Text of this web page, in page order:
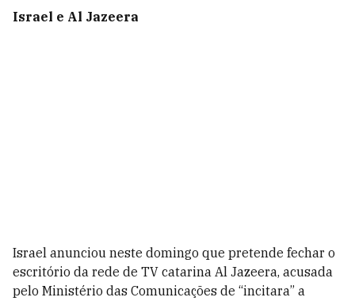
Israel e Al Jazeera
Israel anunciou neste domingo que pretende fechar o
escritório da rede de TV catarina Al Jazeera, acusada
pelo Ministério das Comunicações de “incitara” a